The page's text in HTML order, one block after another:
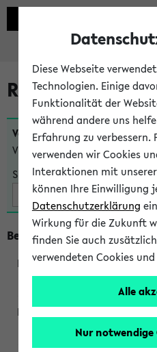
Veranstaltungen , bei denen
Veranstaltungsorte geändert
Suche:
Beginn um 13 Uhr
240103
Diese Webseite
Technologien. Einige
Funktionalität der
während andere uns
Erfahrung zu verbessern.
verwenden wir Cookies
Interaktionen mit unserer
können Ihre Einwilligung
Datenschutzerklärung
Wirkung für die Zukunft
finden Sie auch
verwendeten Cookies
Alle
Nur notwendige